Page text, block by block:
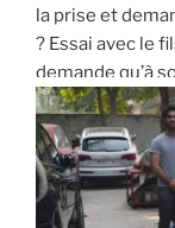
la prise et
? Essai avec le
demande qu’à